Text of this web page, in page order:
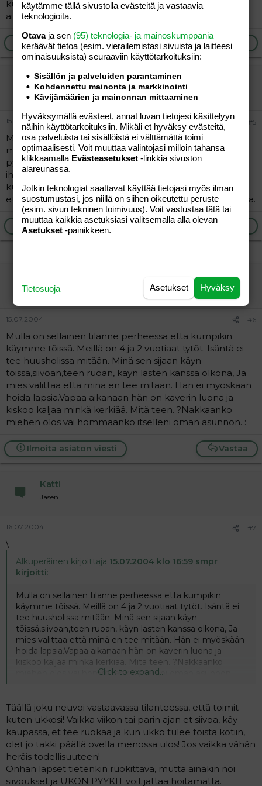
Joten mä yleensä sitä miehen "kohta" lupauksen
täyttymistä odotellessa yritän ajatella kivoja asioita, ja
keksiä itselleni muuta tekemistä ja annan miehen tehdä
sitten kun aika on hyvä.
tedä" "Pitääkö sitä nyt jo suunnitella" tai "Voidaanko tästä
puhua myöhemmin" se puoli tuntia - tunti on kaiketi
sopivan miehinen aika. Alle minuutin ei onnistu varmalla.
kuin pahan mielen itelle... Hellillä pyynnöillä sitä vasten
ainakin meillä kaikki toimii kuin unelma... =)
Vastaa
Ilmoita asiaton viesti
pipsanen
Vieras
15.07.2004 #5
Mun exä oli loistava vetkuttelemaan asioiden kanssa,
mutta ehdottomasti paras kommentti häneltä, kun
pyysin häntä mukaani viemään koiraa ulos, oli se, et on
ihan haaskausta kahden ihmisen kävellä koiran perässä
kun toinen voi mennä aamulla ja toinen illalla. Aaargh!!
että otti päähän silloin mutta onneksi se nyt jo naurattaa.
Ilmoita asiaton viesti
Vieras
15.07.2004 #6
Mulla on sellainen tilanne perheessä että kumpikin
käymme töissä. Meillä on 4 ja 2 vuotiaat tytöt. Isäntä ei
tee huusholissa mitään. Minä sen sijaan käyn
töissä,siivoan,teen ruoan, käyn lasten kanssa olkona, Ja
mies valittaa että minä en tee mitään. Hän ei myöskään
hoida lapsia.Vapaa aikanaan hän on kaverin luona ja
kiskoo kaljaa minkä kerkiää. Mitä teen. ?Nakkaanko
miehen olos vai hommaanko itselleni oman asunnon. :
Vastaa
Ilmoita asiaton viesti
Katti
Jäsen
16.07.2004 #7
\
Alkuperäinen kirjoittaja 15.07.2004 klo 16:59 smpr
kirjoitti:
Mulla on sellainen tilanne perheessä että kumpikin
käymme töissä. Meillä on 4 ja 2 vuotiaat tytöt. Isäntä ei
tee huusholissa mitään. Minä sen sijaan käyn
töissä,siivoan,teen ruoan, käyn lasten kanssa olkona, Ja
mies valittaa että minä en tee mitään. Hän ei myöskään
hoida lapsia.Vapaa aikanaan hän on kaverin luona ja
kiskoo kaljaa minkä kerkiää. Mitä teen. ?Nakkaanko
miehen olos vai hommaanko itselleni oman asunnon. :
Click to expand...
Täällä joku neuvoi vastaavassa tilanteessa, että toimit
kuten ukkosi! Vaikka viikon tai parin ajan et siivoa, käy
kaupassa, et tee ruokaa ja kun ukko tulee töistä kotiin,
olet jo takki päällä ovella menossa ulos! Jos vaikka vähän
heräis todellisuuteen!
Onhan lapset tietenkin ruokittava, mutta ainakin noi
siivoukset ja UKON PYYKIT voit jättää hoitamatta.
käytämme tällä sivustolla evästeitä ja vastaavia
teknologioita.
Otavaja sen (95) teknologia- ja mainoskumppania
keräävät tietoa (esim. vierailemis­tasi sivuista ja laitteesi
ominaisuuk­sista) seuraaviin käyttötarkoituksiin:
Sisällön ja palveluiden parantaminen
Kohdennettu mainonta ja markkinointi
Kävijämäärien ja mainonnan mittaaminen
Hyväksymällä evästeet, annat luvan tietojesi käsittelyyn
näihin käyttötarkoituksiin. Mikäli et hyväksy evästeitä,
osa palveluista tai sisällöistä ei välttämättä toimi
optimaalisesti. Voit muuttaa valintojasi milloin tahansa
klikkaamalla Evästeasetukset -linkkiä sivuston
alareunassa.
Jotkin teknologiat saattavat käyttää tietojasi myös ilman
suostumustasi, jos niillä on siihen oikeutettu peruste
(esim. sivun tekninen toimivuus). Voit vastustaa tätä tai
muuttaa kaikkia asetuksiasi valitsemalla alla olevan
Asetukset -painikkeen.
Hyväksy
Asetukset
Tietosuoja